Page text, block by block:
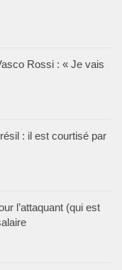
Rossi : « Je vais
: il est courtisé par
l’attaquant (qui est